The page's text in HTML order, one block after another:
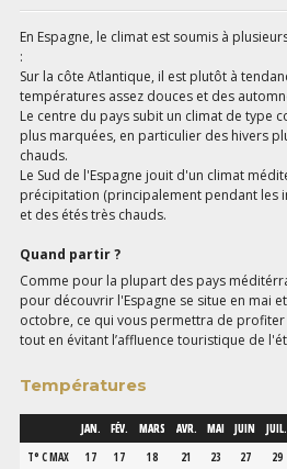
En Espagne, le climat est soumis à
:
Sur la côte Atlantique, il est plutôt à
températures assez douces et des
Le centre du pays subit un climat de type
plus marquées, en particulier des hivers
chauds.
Le Sud de l'Espagne jouit d'un climat
précipitation (principalement pendant les
et des étés très chauds.
Quand partir ?
Comme pour la plupart des pays
pour découvrir l'Espagne se situe en mai
octobre, ce qui vous permettra de
tout en évitant l’affluence touristique de
Températures
JAN. FÉV. MARS AVR. MAI JUIN JUIL.
T° C MAX
17 17 18 21 23 27 29